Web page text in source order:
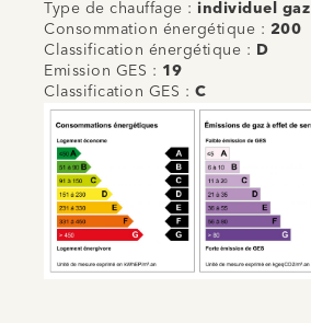
Type de chauffage : individuel gaz
Consommation énergétique : 200
Classification énergétique :
D
Emission GES : 19
Classification GES : C